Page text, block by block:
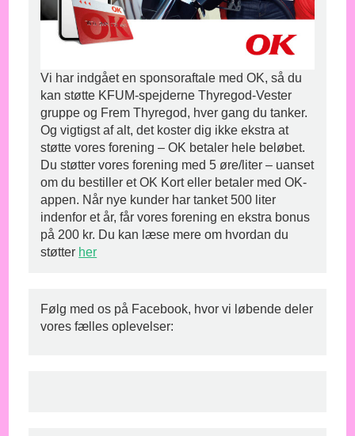
Vi har indgået en sponsoraftale med OK, så du
kan støtte KFUM-spejderne Thyregod-Vester
gruppe og Frem Thyregod, hver gang du tanker.
Og vigtigst af alt, det koster dig ikke ekstra at
støtte vores forening – OK betaler hele beløbet.
Du støtter vores forening med 5 øre/liter – uanset
om du bestiller et OK Kort eller betaler med OK-
appen. Når nye kunder har tanket 500 liter
indenfor et år, får vores forening en ekstra bonus
på 200 kr. Du kan læse mere om hvordan du
støtter her
Følg med os på Facebook, hvor vi løbende deler
vores fælles oplevelser: